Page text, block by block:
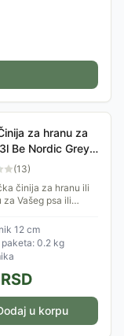
za hranu za
Be Nordic Grey
(13)
činija za hranu ili
za Vašeg psa ili
0.3l.
12 cm
paketa: 0.2 kg
RSD
u korpu